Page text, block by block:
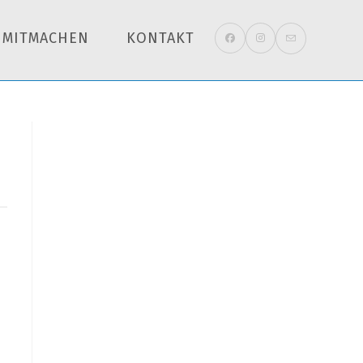
MITMACHEN KONTAKT